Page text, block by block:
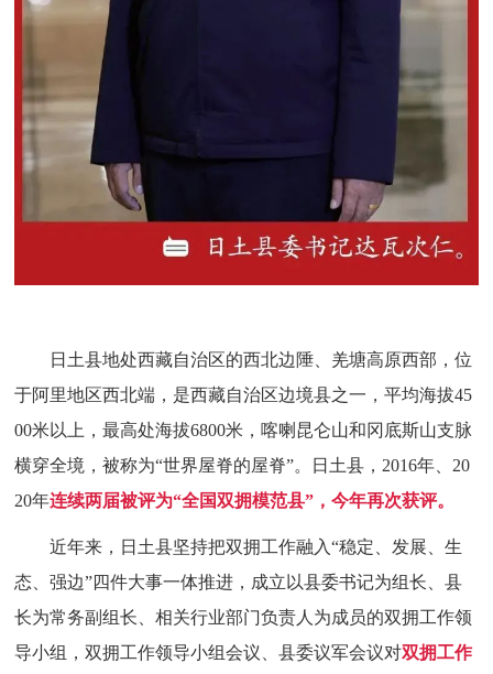
日土县地处西藏自治区的西北边陲、羌塘高原西部，位
于阿里地区西北端，是西藏自治区边境县之一，平均海拔45
00米以上，最高处海拔6800米，喀喇昆仑山和冈底斯山支脉
横穿全境，被称为“世界屋脊的屋脊”。日土县，2016年、20
20年连续两届被评为“全国双拥模范县”，今年再次获评。
近年来，日土县坚持把双拥工作融入“稳定、发展、生
态、强边”四件大事一体推进，成立以县委书记为组长、县
长为常务副组长、相关行业部门负责人为成员的双拥工作领
导小组，双拥工作领导小组会议、县委议军会议对双拥工作